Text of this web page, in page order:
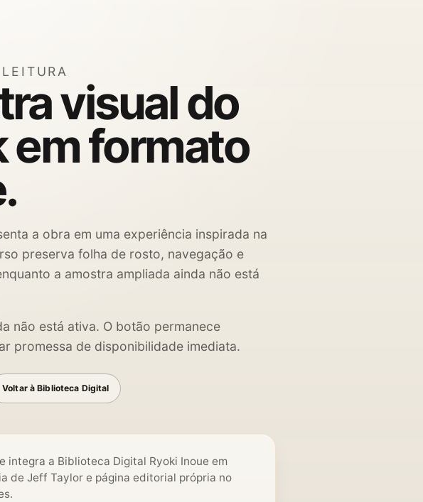
visual do
em formato
a obra em uma experiência inspirada na
preserva folha de rosto, navegação e
a amostra ampliada ainda não está
não está ativa. O botão permanece
promessa de disponibilidade imediata.
Voltar à Biblioteca Digital
integra a Biblioteca Digital Ryoki Inoue em
de Jeff Taylor e página editorial própria no